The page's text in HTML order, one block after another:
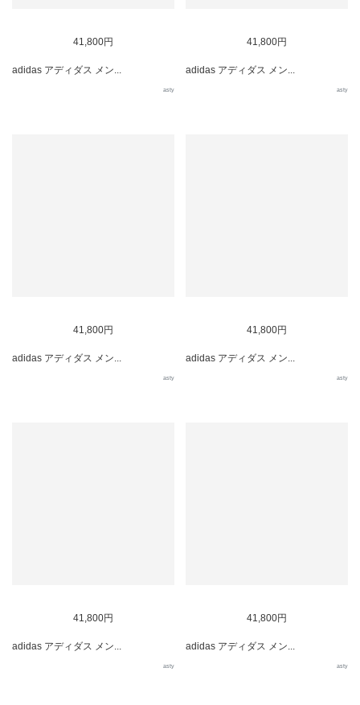
41,800円
adidas アディダス メン...
asty
41,800円
adidas アディダス メン...
asty
41,800円
adidas アディダス メン...
asty
41,800円
adidas アディダス メン...
asty
41,800円
adidas アディダス メン...
asty
41,800円
adidas アディダス メン...
asty